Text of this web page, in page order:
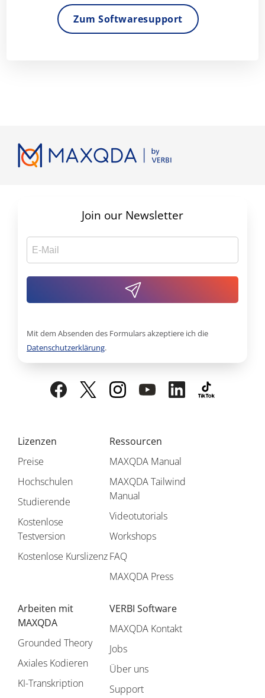
Zum Softwaresupport
Lizenzen
Preise
Hochschulen
Studierende
Kostenlose
Testversion
Kostenlose Kurslizenz
Ressourcen
MAXQDA Manual
MAXQDA Tailwind
Manual
Videotutorials
Workshops
FAQ
MAXQDA Press
Arbeiten mit
MAXQDA
Grounded Theory
Axiales Kodieren
KI-Transkription
VERBI Software
MAXQDA Kontakt
Jobs
Über uns
Support
Join our Newsletter
Mit dem Absenden des Formulars akzeptiere ich die
Datenschutzerklärung.